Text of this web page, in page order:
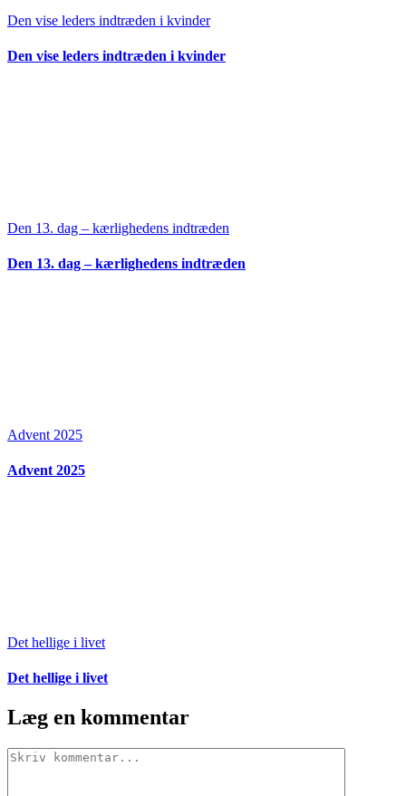
Den vise leders indtræden i kvinder
Den vise leders indtræden i kvinder
Den 13. dag – kærlighedens indtræden
Den 13. dag – kærlighedens indtræden
Advent 2025
Advent 2025
Det hellige i livet
Det hellige i livet
Læg en kommentar
Comment